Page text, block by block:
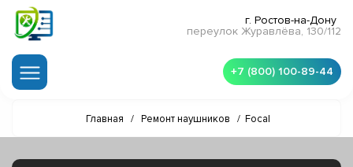
г. Ростов-на-Дону
переулок Журавлёва, 130/112
+7 (800) 100-89-44
Главная / Ремонт наушников / Focal